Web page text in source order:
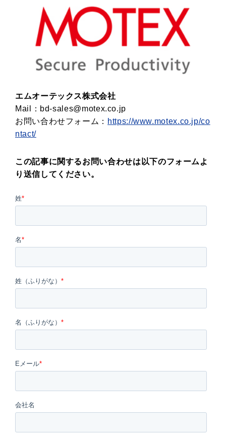
エムオーテックス株式会社
Mail：bd-sales@motex.co.jp
お問い合わせフォーム： https://www.motex.co.jp/co
ntact/
この記事に関するお問い合わせは以下のフォームよ
り送信してください。